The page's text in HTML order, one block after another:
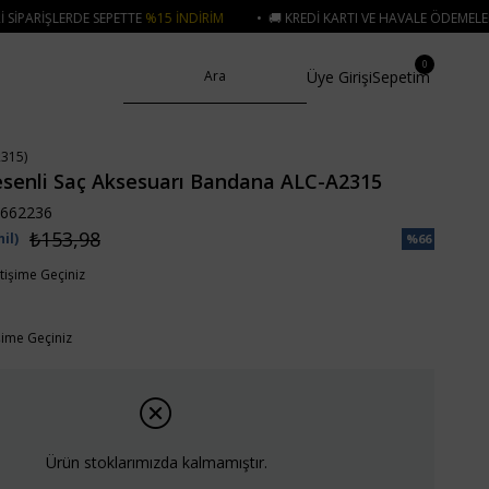
%15 İNDIRIM • 🚚 KREDI KARTI VE HAVALE ÖDEMELERINIZDE 750₺
Üye GirişiSepetim
0
Saç Aksesuarı Bandana ALC-A2315
%66
₺153,98
Geçiniz
Geçiniz
Ürün stoklarımızda kalmamıştır.